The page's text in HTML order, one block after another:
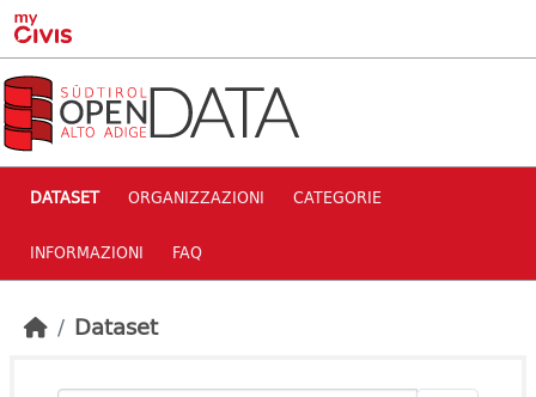
Skip to main content
DATASET ORGANIZZAZIONI CATEGORIE
INFORMAZIONI FAQ
Dataset